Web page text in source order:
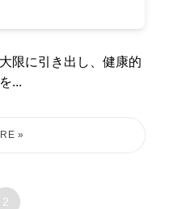
限に引き出し、健康的
...
2